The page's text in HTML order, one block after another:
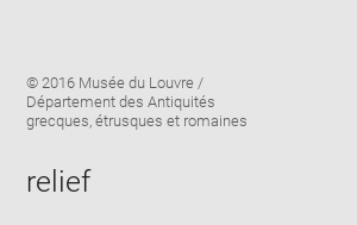
Image
caption:
© 2016 Musée du Louvre /
Département des Antiquités
grecques, étrusques et romaines
relief